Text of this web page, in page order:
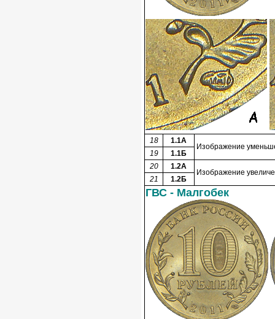
18 1.1А
Изображение
19
1.1Б
20
1.2А
Изображение
21 1.2Б
ГВС - Малгобек